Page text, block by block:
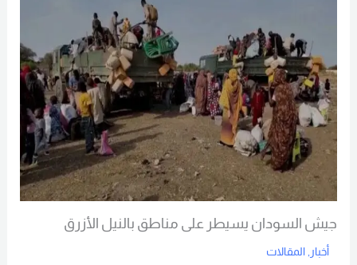
جيش السودان يسيطر على مناطق بالنيل الأزرق
أخبار , المقالات